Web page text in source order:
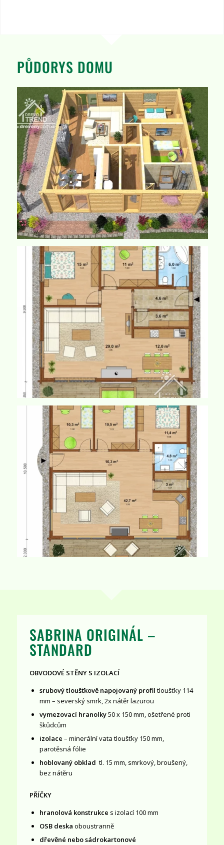
PŮDORYS DOMU
SABRINA ORIGINÁL –
STANDARD
OBVODOVÉ STĚNY S IZOLACÍ
srubový tloušťkově napojovaný profil tloušťky 114
mm – severský smrk, 2x nátěr lazurou
vymezovací hranolky50 x 150 mm, ošetřené proti
škůdcům
izolace – minerální vata tloušťky 150 mm,
parotěsná fólie
hoblovaný obklad tl. 15 mm, smrkový, broušený,
bez nátěru
PŘÍČKY
hranolová konstrukce s izolací 100 mm
OSB deska oboustranně
dřevěné nebo sádrokartonové